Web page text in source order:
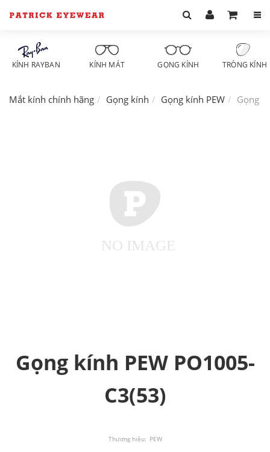
KÍNH RAYBAN KÍNH MÁT GỌNG KÍNH TRÒNG KÍNH
Mắt kính chính hãng Gọng kính Gọng kính PEW Gọng
Gọng kính PEW PO1005-
C3(53)
Thương hiệu: PEW